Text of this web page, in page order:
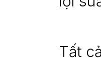
Tất